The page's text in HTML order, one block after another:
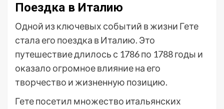
Поездка в Италию
Одной из ключевых событий в жизни Гете
стала его поездка в Италию. Это
путешествие длилось с 1786 по 1788 годы и
оказало огромное влияние на его
творчество и жизненную позицию.
Гете посетил множество итальянских